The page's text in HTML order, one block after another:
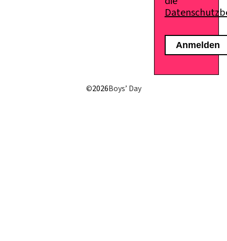
©2026Boys’ Day